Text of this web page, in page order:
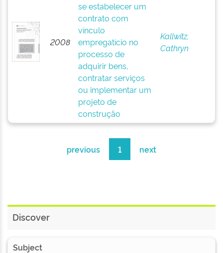
2008
se estabelecer um
contrato com
vínculo
empregatício no
processo de
adquirir bens,
contratar serviços
ou implementar um
projeto de
construção
Kallwitz,
Cathryn
previous 1 next
Discover
Subject